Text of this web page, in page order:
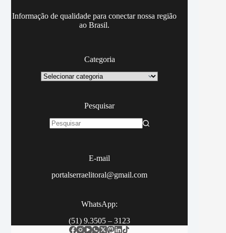
Informação de qualidade para conectar nossa região
ao Brasil.
Categoria
Categoria
Pesquisar
E-mail
portalserraelitoral@gmail.com
WhatsApp:
(51) 9.3505 – 3123